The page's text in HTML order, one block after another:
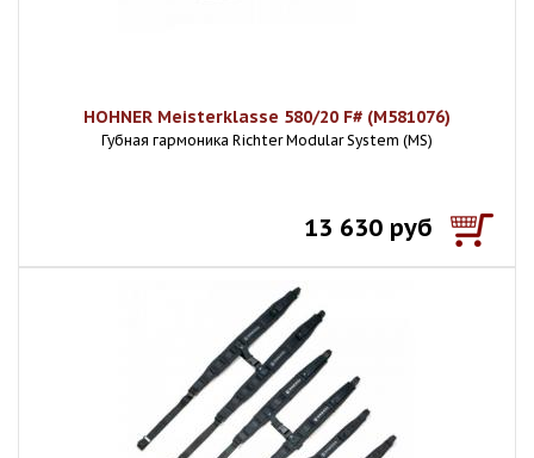
HOHNER Meisterklasse 580/20 F# (M581076)
Губная гармоника Richter Modular System (MS)
13 630 руб